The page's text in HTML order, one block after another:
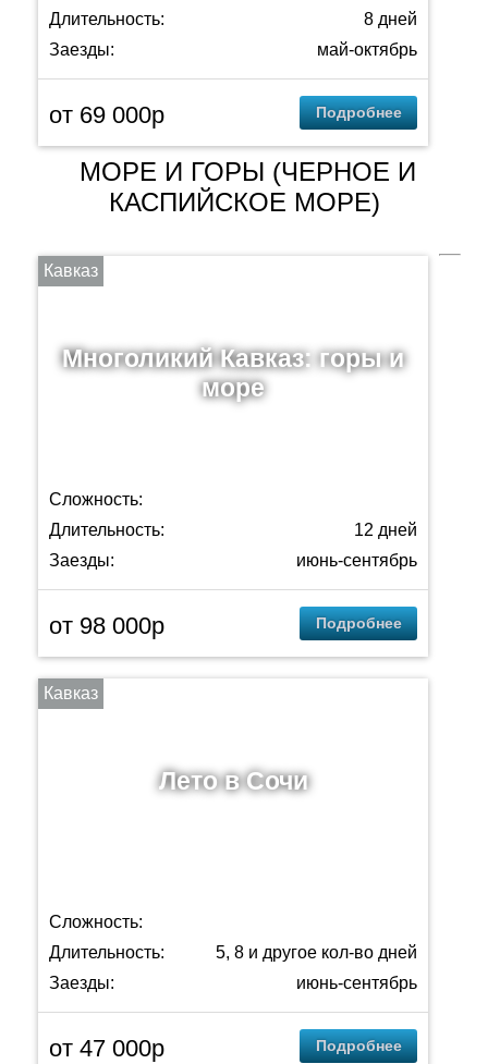
Длительность:
8 дней
Заезды:
май-октябрь
от 69 000p Подробнее
МОРЕ И ГОРЫ (ЧЕРНОЕ И
КАСПИЙСКОЕ МОРЕ)
Кавказ
Многоликий Кавказ: горы и
море
Сложность:
Длительность:
12 дней
Заезды:
июнь-сентябрь
от 98 000p Подробнее
Кавказ
Лето в Сочи
Сложность:
Длительность:
5, 8 и другое кол-во дней
Заезды:
июнь-сентябрь
от 47 000р Подробнее